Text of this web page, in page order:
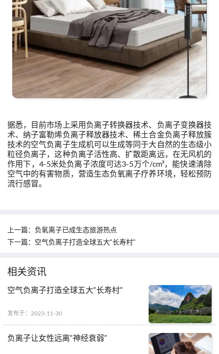
据悉，目前市场上采用负离子转换器技术、负离子变换器技
术、纳子富勒烯负离子释放器技术、稀土合金负离子释放簇
技术的空气负离子生成机可以生成等同于大自然的生态级小
粒径负离子，这种负离子活性高、扩散距离远，在无风机的
作用下，4-5米处负离子浓度可达3-5万个/cm³，能快速清除
空气中的有害物质，营造生态负氧离子疗养环境，轻松预防
流行感冒。
上一篇： 负氧离子已成生态旅游热点
下一篇： 空气负离子打造全球五大“长寿村”
相关资讯
空气负离子打造全球五大“长寿村”
发布于：2023-11-30
负离子让女性远离“神经衰弱”